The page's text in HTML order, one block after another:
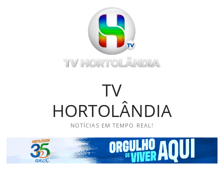
TV
HORTOLÂNDIA
NOTÍCIAS EM TEMPO REAL!